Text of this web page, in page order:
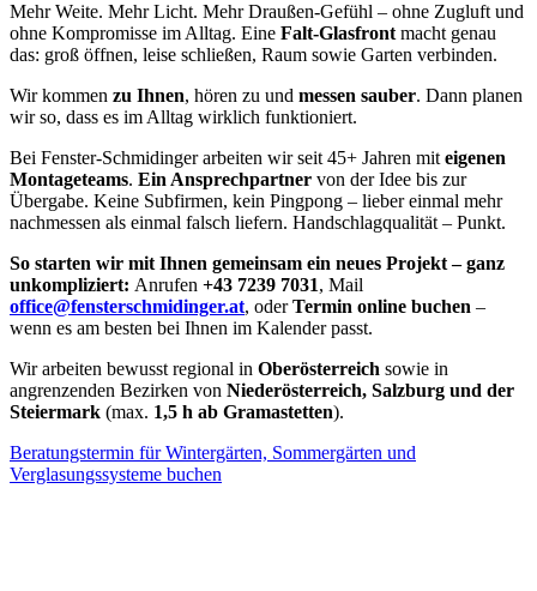
Mehr Weite. Mehr Licht. Mehr Draußen-Gefühl – ohne Zugluft und
ohne Kompromisse im Alltag. Eine Falt-Glasfront macht genau
das: groß öffnen, leise schließen, Raum sowie Garten verbinden.
Wir kommen zu Ihnen, hören zu und messen sauber. Dann planen
wir so, dass es im Alltag wirklich funktioniert.
Bei Fenster-Schmidinger arbeiten wir seit 45+ Jahren mit eigenen
Montageteams. Ein Ansprechpartner von der Idee bis zur
Übergabe. Keine Subfirmen, kein Pingpong – lieber einmal mehr
nachmessen als einmal falsch liefern. Handschlagqualität – Punkt.
So starten wir mit Ihnen gemeinsam ein neues Projekt – ganz
unkompliziert: Anrufen +43 7239 7031, Mail
office@fensterschmidinger.at, oderTermin online buchen –
wenn es am besten bei Ihnen im Kalender passt.
Wir arbeiten bewusst regional in Oberösterreich sowie in
angrenzenden Bezirken von Niederösterreich, Salzburg und der
Steiermark (max. 1,5 h ab Gramastetten).
Beratungstermin für Wintergärten, Sommergärten und
Verglasungssysteme buchen